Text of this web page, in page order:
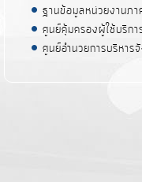
ฐานข้อมูลหน่วยงานภ
ศูนย์คุ้มครองผู้ใช้บริก
ศูนย์อำนวยการบริหา